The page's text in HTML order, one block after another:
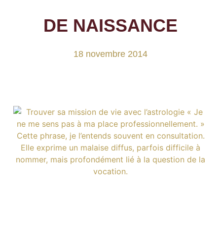
DE NAISSANCE
18 novembre 2014